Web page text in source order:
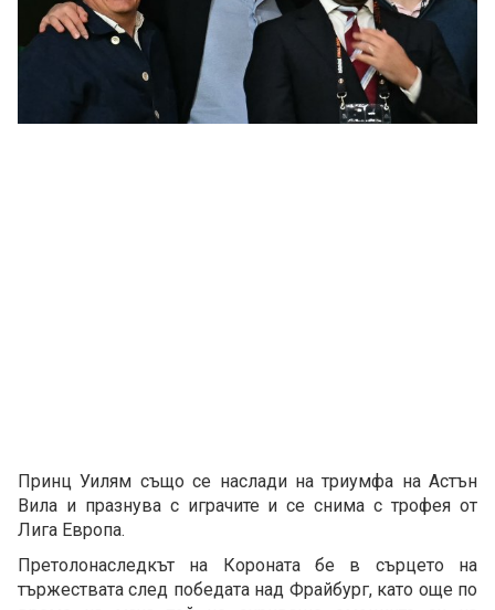
Принц Уилям също се наслади на триумфа на Астън
Вила и празнува с играчите и се снима с трофея от
Лига Европа.
Претолонаследкът на Короната бе в сърцето на
тържествата след победата над Фрайбург, като още по